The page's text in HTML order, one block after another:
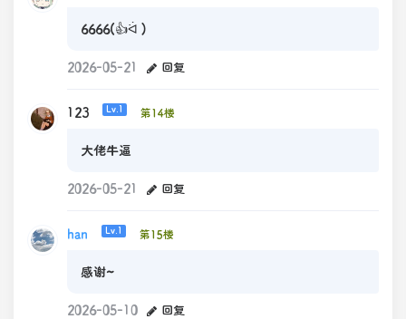
6666(👍ᐛ )
2026-05-21 回复
123 Lv.1 第14楼
大佬牛逼
2026-05-21 回复
han Lv.1 第15楼
感谢~
2026-05-10 回复